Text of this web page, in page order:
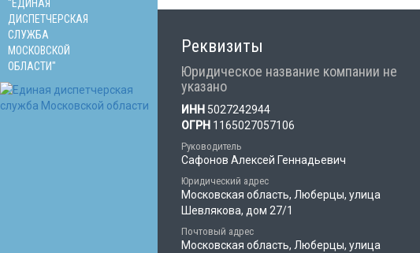
"ЕДИНАЯ
ДИСПЕТЧЕРСКАЯ
СЛУЖБА
МОСКОВСКОЙ
ОБЛАСТИ"
Реквизиты
Юридическое название компании не
указано
ИНН 5027242944
ОГРН 1165027057106
Руководитель
Сафонов Алексей Геннадьевич
Юридический адрес
Московская область, Люберцы, улица
Шевлякова, дом 27/1
Почтовый адрес
Московская область, Люберцы, улица